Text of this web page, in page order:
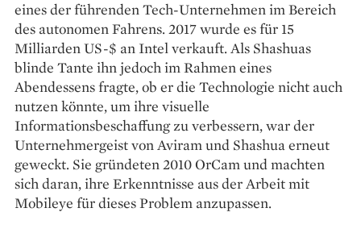
eines der führenden Tech-Unternehmen im Bereich
des autonomen Fahrens. 2017 wurde es für 15
Milliarden US-$ an Intel verkauft. Als Shashuas
blinde Tante ihn jedoch im Rahmen eines
Abendessens fragte, ob er die Technologie nicht auch
nutzen könnte, um ihre visuelle
Informationsbeschaffung zu verbessern, war der
Unternehmergeist von Aviram und Shashua erneut
geweckt. Sie gründeten 2010 OrCam und machten
sich daran, ihre Erkenntnisse aus der Arbeit mit
Mobileye für dieses Problem anzupassen.